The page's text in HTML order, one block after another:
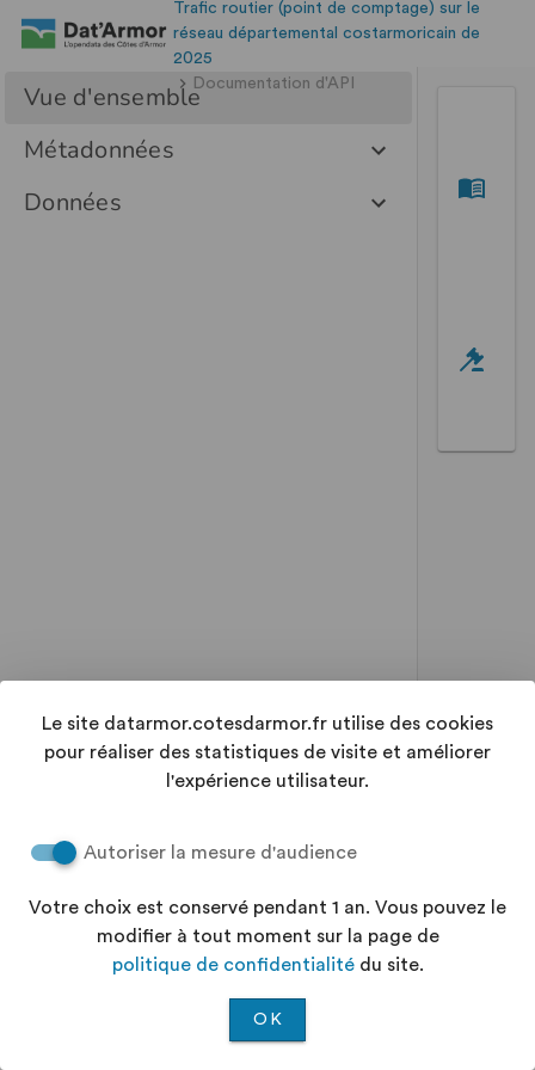
Trafic routier (point de comptage) sur le
réseau départemental costarmoricain de
2025
Documentation d'API
Le site datarmor.cotesdarmor.fr utilise des cookies
pour réaliser des statistiques de visite et améliorer
l'expérience utilisateur.
Autoriser la mesure d'audience
Votre choix est conservé pendant 1 an. Vous pouvez le
modifier à tout moment sur la page de
politique de confidentialitédu site.
OK